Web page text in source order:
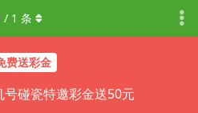
费送彩金
碰瓷特邀彩金送50元
/ 1 条